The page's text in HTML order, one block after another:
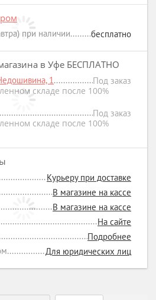
при наличии бесплатно
в Уфе БЕСПЛАТНО
1
Под заказ
складе после 100%
Под заказ
складе после 100%
Курьеру при доставке
В магазине на кассе
В магазине на кассе
На сайте
Подробнее
Для юридических лиц